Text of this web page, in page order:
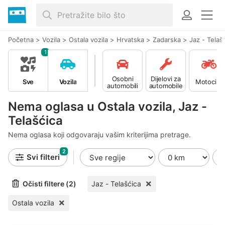
Početna > Vozila > Ostala vozila > Hrvatska > Zadarska > Jaz -
Nema oglasa u Ostala vozila, Jaz -
Telašćica
Nema oglasa koji odgovaraju vašim kriterijima pretrage.
Sve
1
Vozila
Osobni
automobili
Dijelovi za
automobile
Motocikli
Svi filteri
2
Očisti filtere (2) Jaz - Telašćica
Ostala vozila